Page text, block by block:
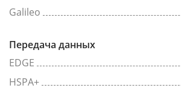
Galileo
Передача данных
EDGE
HSPA+